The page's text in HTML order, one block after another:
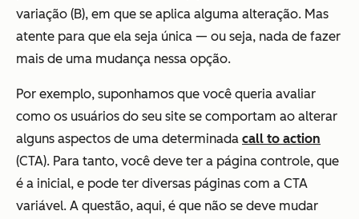
variação (B), em que se aplica alguma alteração. Mas
atente para que ela seja única — ou seja, nada de fazer
mais de uma mudança nessa opção.
Por exemplo, suponhamos que você queria avaliar
como os usuários do seu site se comportam ao alterar
alguns aspectos de uma determinada call to action
(CTA). Para tanto, você deve ter a página controle, que
é a inicial, e pode ter diversas páginas com a CTA
variável. A questão, aqui, é que não se deve mudar